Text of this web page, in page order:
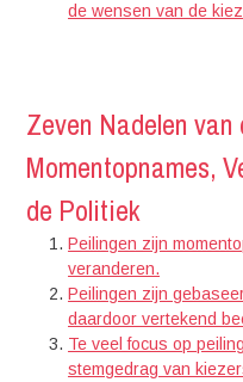
de wensen van de
Zeven Nadelen
Momentopnames,
de Politiek
Peilingen zijn
veranderen.
Peilingen zijn
daardoor vertekend
Te veel focus op
stemgedrag van